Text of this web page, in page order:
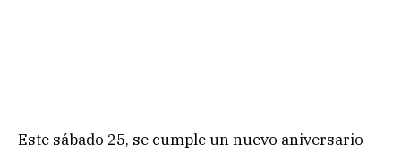
Este sábado 25, se cumple un nuevo aniversario